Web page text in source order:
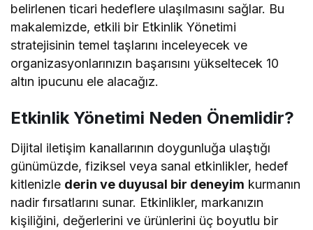
belirlenen ticari hedeflere ulaşılmasını sağlar. Bu
makalemizde, etkili bir Etkinlik Yönetimi
stratejisinin temel taşlarını inceleyecek ve
organizasyonlarınızın başarısını yükseltecek 10
altın ipucunu ele alacağız.
Etkinlik Yönetimi Neden Önemlidir?
Dijital iletişim kanallarının doygunluğa ulaştığı
günümüzde, fiziksel veya sanal etkinlikler, hedef
kitlenizle derin ve duyusal bir deneyim kurmanın
nadir fırsatlarını sunar. Etkinlikler, markanızın
kişiliğini, değerlerini ve ürünlerini üç boyutlu bir